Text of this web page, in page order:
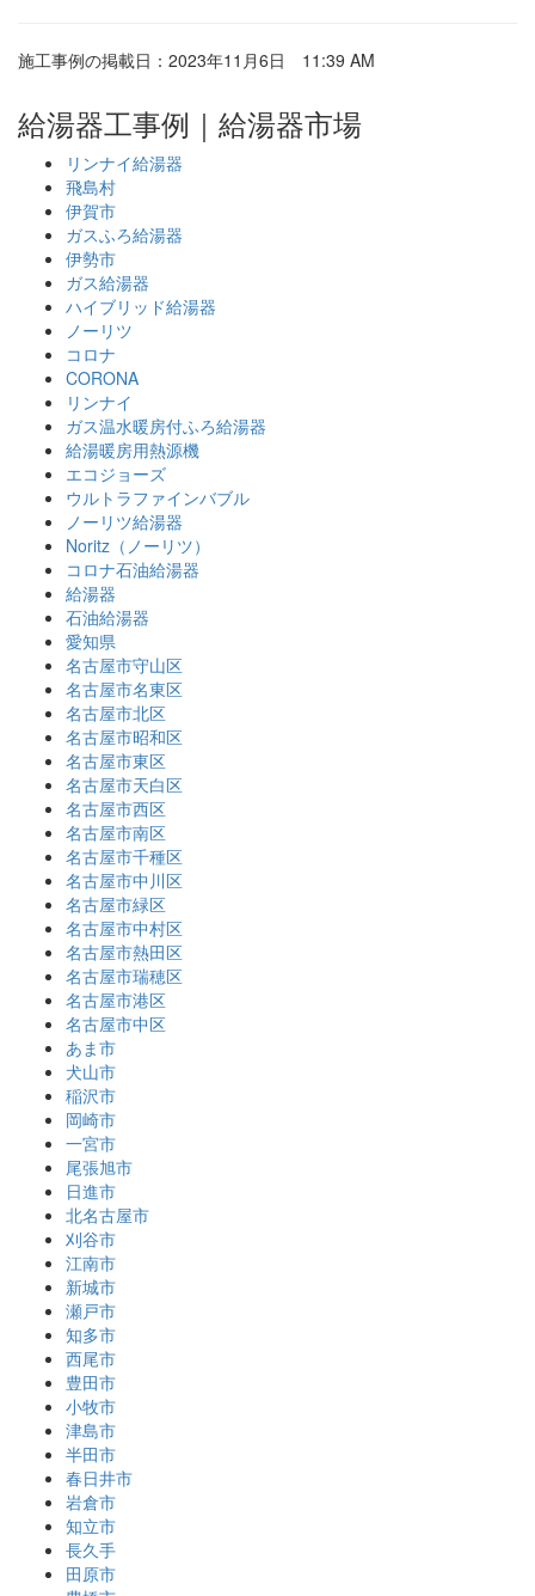
施工事例の掲載日：2023年11月6日 11:39 AM
給湯器工事例｜給湯器市場
リンナイ給湯器
飛島村
伊賀市
ガスふろ給湯器
伊勢市
ガス給湯器
ハイブリッド給湯器
ノーリツ
コロナ
CORONA
リンナイ
ガス温水暖房付ふろ給湯器
給湯暖房用熱源機
エコジョーズ
ウルトラファインバブル
ノーリツ給湯器
Noritz（ノーリツ）
コロナ石油給湯器
給湯器
石油給湯器
愛知県
名古屋市守山区
名古屋市名東区
名古屋市北区
名古屋市昭和区
名古屋市東区
名古屋市天白区
名古屋市西区
名古屋市南区
名古屋市千種区
名古屋市中川区
名古屋市緑区
名古屋市中村区
名古屋市熱田区
名古屋市瑞穂区
名古屋市港区
名古屋市中区
あま市
犬山市
稲沢市
岡崎市
一宮市
尾張旭市
日進市
北名古屋市
刈谷市
江南市
新城市
瀬戸市
知多市
西尾市
豊田市
小牧市
津島市
半田市
春日井市
岩倉市
知立市
長久手
田原市